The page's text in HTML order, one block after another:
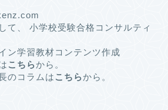
て、 小学校受験合格コンサルティ
ン学習教材コンテンツ作成
こちらから。
のコラムはこちらから。